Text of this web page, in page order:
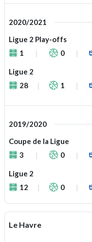
2020/2021
Ligue 2 Play-offs
1
0
Ligue 2
28
1
2019/2020
Coupe de la Ligue
3
0
Ligue 2
12
0
Le Havre